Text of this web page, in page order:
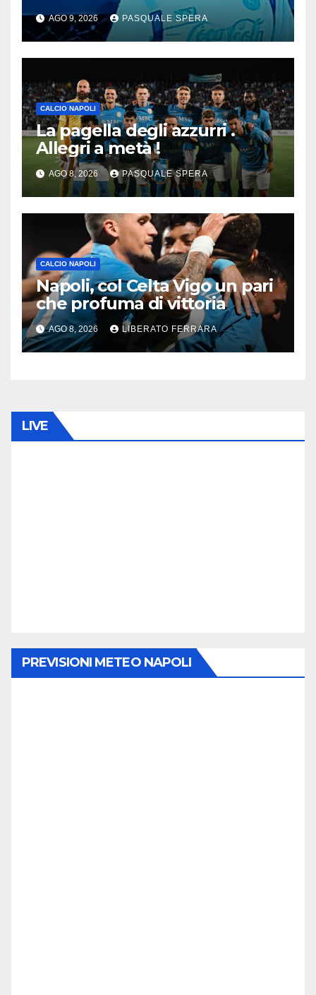
migliorata !
AGO 9, 2026 PASQUALE SPERA
CALCIO NAPOLI
La pagella degli azzurri .
Allegri a metà !
AGO 8, 2026 PASQUALE SPERA
CALCIO NAPOLI
Napoli, col Celta Vigo un pari
che profuma di vittoria
AGO 8, 2026 LIBERATO FERRARA
LIVE
PREVISIONI METEO NAPOLI